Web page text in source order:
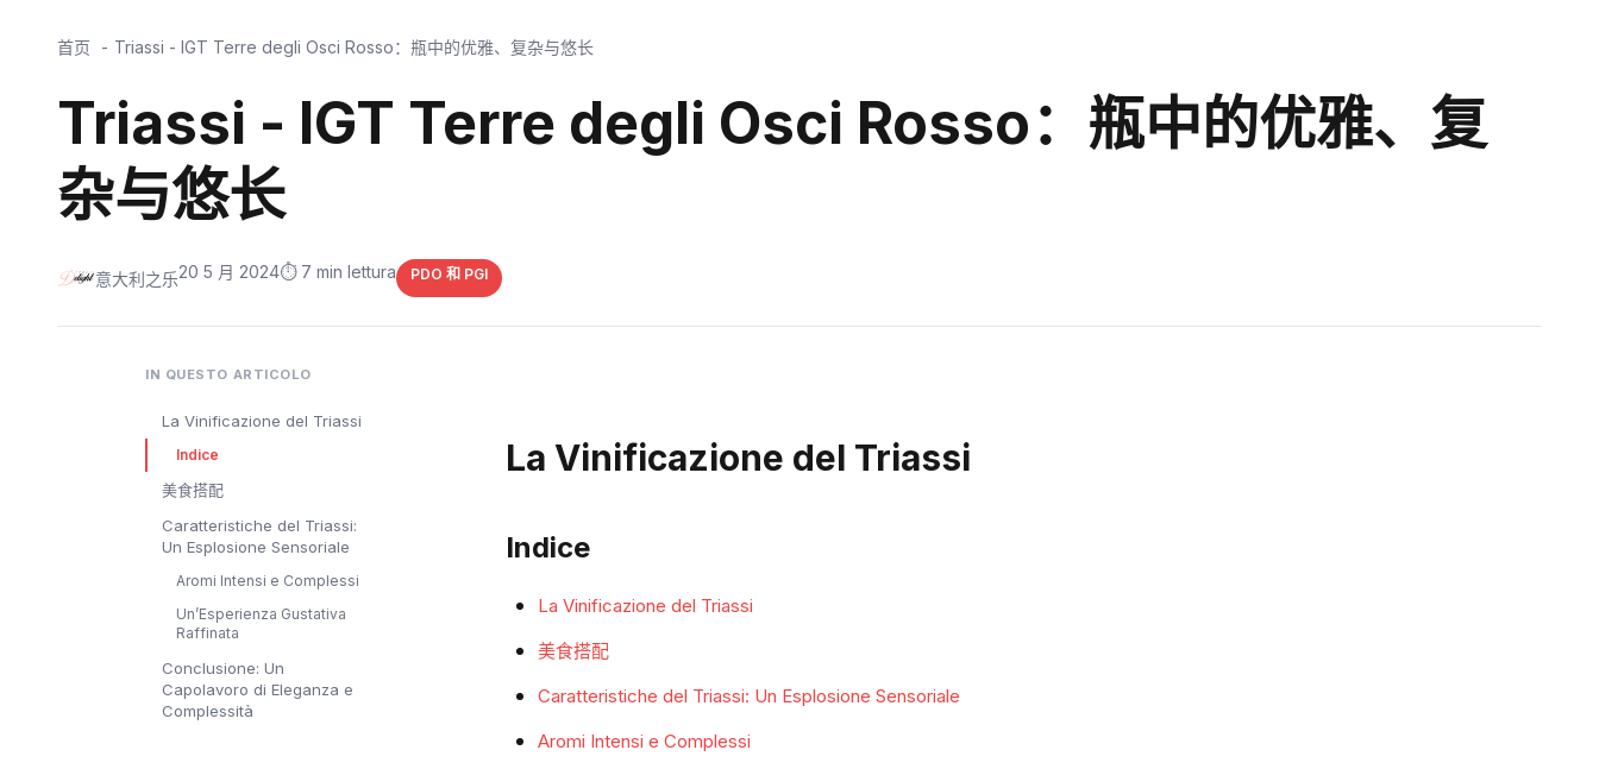
首页 Triassi - IGT Terre degli Osci Rosso：瓶中的优雅、复杂与悠长
Triassi - IGT Terre degli Osci Rosso：瓶中的优雅、复
杂与悠长
意大利之乐20 5 月 2024⏱️ 7 min lettura PDO 和 PGI
IN QUESTO ARTICOLO
La Vinificazione del Triassi
Indice
美食搭配
Caratteristiche del Triassi:
Un Esplosione Sensoriale
Aromi Intensi e Complessi
Un’Esperienza Gustativa
Raffinata
Conclusione: Un
Capolavoro di Eleganza e
Complessità
La Vinificazione del Triassi
Indice
La Vinificazione del Triassi
美食搭配
Caratteristiche del Triassi: Un Esplosione Sensoriale
Aromi Intensi e Complessi